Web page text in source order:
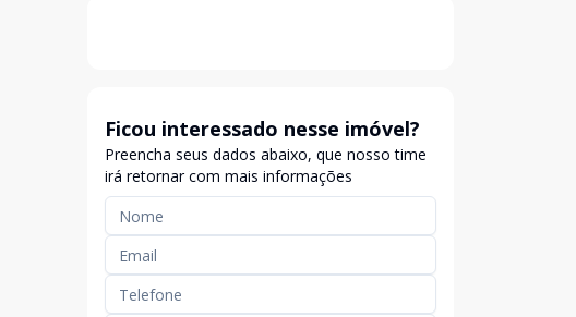
Ficou interessado nesse imóvel?
Preencha seus dados abaixo, que nosso time
irá retornar com mais informações